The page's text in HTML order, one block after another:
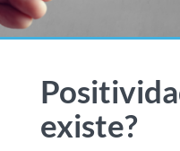
existe?